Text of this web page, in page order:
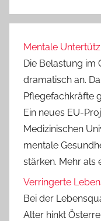
Mentale
Die Belastung im
dramatisch an.
Pflegefachkräfte
Ein neues EU-
Medizinischen
mentale
stärken. Mehr als
Verringerte
Bei der
Alter hinkt